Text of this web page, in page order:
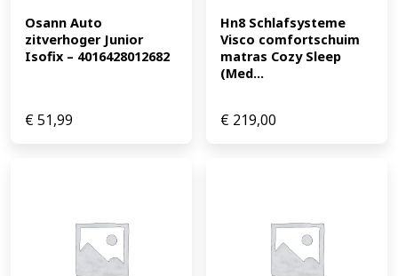
Osann Auto
zitverhoger Junior
Isofix – 4016428012682
€51,99
Hn8 Schlafsysteme
Visco comfortschuim
matras Cozy Sleep
(Med...
€ 219,00